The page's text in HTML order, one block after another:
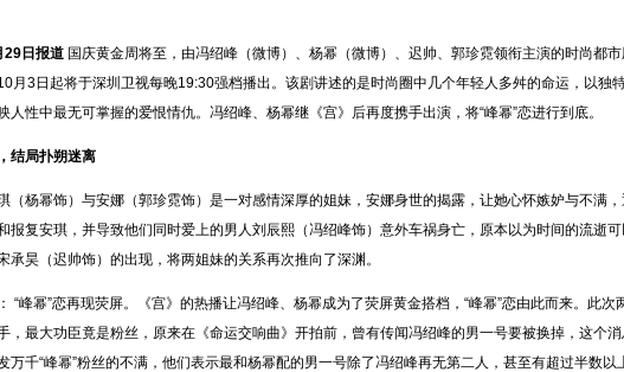
29日报道 国庆黄金周将至，由冯绍峰（微博）、杨幂（微博）、迟帅、郭珍霓领衔主演的时尚都
月3日起将于深圳卫视每晚19:30强档播出。该剧讲述的是时尚圈中几个年轻人多舛的命运，以独
人性中最无可掌握的爱恨情仇。冯绍峰、杨幂继《宫》后再度携手出演，将“峰幂”恋进行到底。
结局扑朔迷离
（杨幂饰）与安娜（郭珍霓饰）是一对感情深厚的姐妹，安娜身世的揭露，让她心怀嫉妒与不满，
报复安琪，并导致他们同时爱上的男人刘辰熙（冯绍峰饰）意外车祸身亡，原本以为时间的流逝可
承昊（迟帅饰）的出现，将两姐妹的关系再次推向了深渊。
“峰幂”恋再现荧屏。《宫》的热播让冯绍峰、杨幂成为了荧屏黄金搭档，“峰幂”恋由此而来。此次
，最大功臣竟是粉丝，原来在《命运交响曲》开拍前，曾有传闻冯绍峰的男一号要被换掉，这个
万千“峰幂”粉丝的不满，他们表示最和杨幂配的男一号除了冯绍峰再无第二人，甚至有超过半数以